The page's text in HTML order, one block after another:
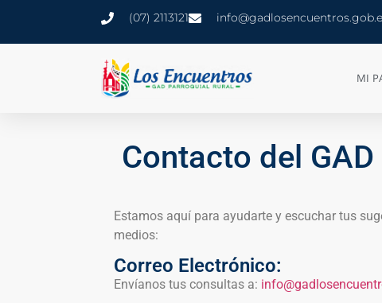
(07) 2113121
MI
Contacto del
Estamos aquí para ayudarte y escuchar tus
medios:
Correo Electrónico:
Envíanos tus consultas a: